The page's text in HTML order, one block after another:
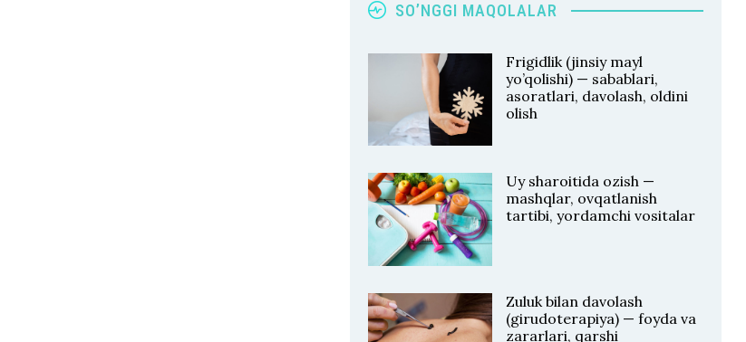
SO’NGGI MAQOLALAR
Frigidlik (jinsiy mayl
yo’qolishi) — sabablari,
asoratlari, davolash, oldini
olish
Uy sharoitida ozish —
mashqlar, ovqatlanish
tartibi, yordamchi vositalar
Zuluk bilan davolash
(girudoterapiya) — foyda va
zararlari, qarshi